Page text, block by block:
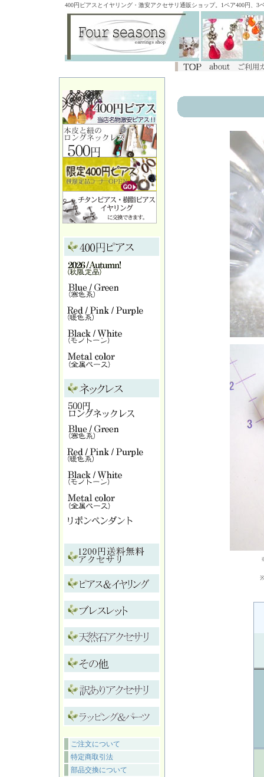
400円ピアスとイヤリング・激安アクセサリ通販ショップ。1ペア400円、
ご注文について
特定商取引法
部品交換について
※